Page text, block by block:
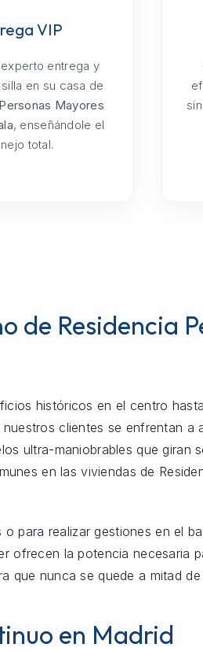
VIP
entrega y
en su casa de
Mayores
, enseñándole el
total.
de Residencia
históricos en el centro
nuestros clientes se enfrentan
ultra-maniobrables que giran
en las viviendas de
para realizar gestiones en el
ofrecen la potencia necesaria
que nunca se quede a mitad
en Madrid